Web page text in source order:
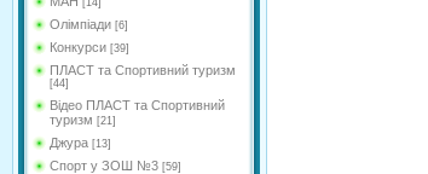
[14]
Олімпіади [6]
Конкурси [39]
ПЛАСТ та Спортивний туризм
[44]
Відео ПЛАСТ та Спортивний
туризм [21]
Джура [13]
Спорт у ЗОШ №3 [59]